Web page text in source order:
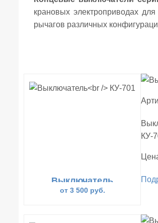
крановых электроприводах
рычагов различных
Выключатель
КУ-701
от 3 500 руб.
КУ-